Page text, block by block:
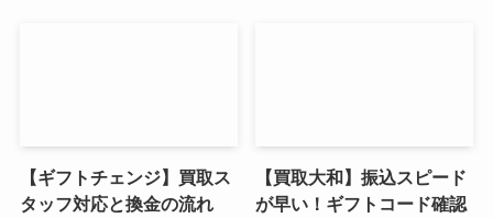
【ギフトチェンジ】買取ス
タッフ対応と換金の流れ
【買取大和】振込スピード
が早い！ギフトコード確認